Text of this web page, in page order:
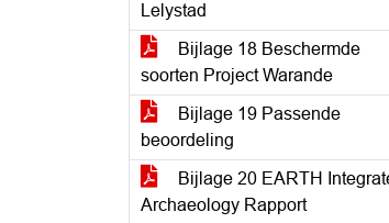
Lelystad
Bijlage 18 Beschermde
soorten Project Warande
Bijlage 19 Passende
beoordeling
Bijlage 20 EARTH
Archaeology Rapport